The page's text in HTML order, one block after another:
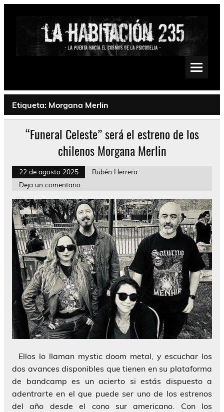
Saltar
Psychedelic, Stoner, Doom, Sludge, Fuzz, Space, Drone
Etiqueta: Morgana Merlin
“Funeral Celeste” será el estreno de los
chilenos Morgana Merlin
22 de agosto 2025
Rubén Herrera
Deja un comentario
Ellos lo llaman mystic doom metal, y escuchar los
dos avances disponibles que tienen en su plataforma
de bandcamp es un acierto si estás dispuesto a
adentrarte en el que puede ser uno de los estrenos
del año desde el cono sur americano. Con los